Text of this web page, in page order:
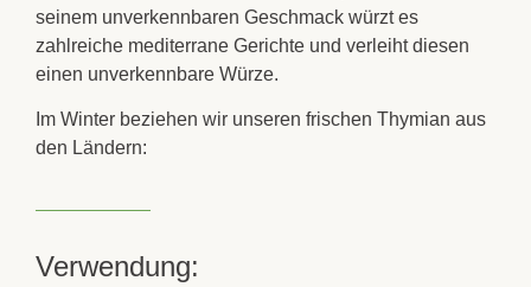
seinem unverkennbaren Geschmack würzt es
zahlreiche mediterrane Gerichte und verleiht diesen
einen unverkennbare Würze.
Im Winter beziehen wir unseren frischen Thymian aus
den Ländern:
Verwendung: